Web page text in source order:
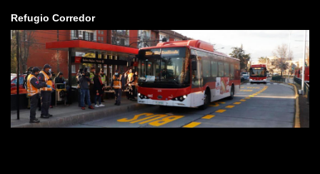
Refugio Corredor